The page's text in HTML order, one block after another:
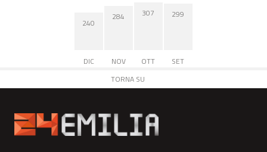
240
DIC
284
NOV
307
OTT
299
SET
TORNA SU